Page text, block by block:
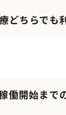
どちらでも
働開始まで